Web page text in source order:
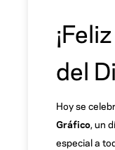
del
Hoy se
Gráfico, un
especial a